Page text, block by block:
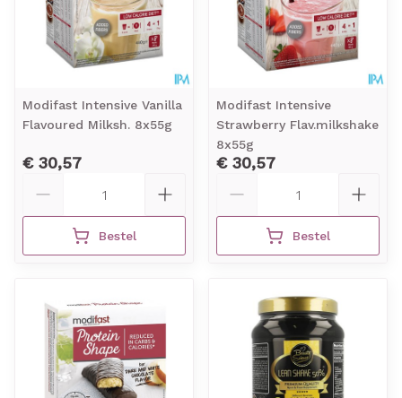
Modifast Intensive Vanilla
Flavoured Milksh. 8x55g
€ 30,57
Bestel
Modifast Intensive
Strawberry Flav.milkshake
8x55g
€ 30,57
Bestel